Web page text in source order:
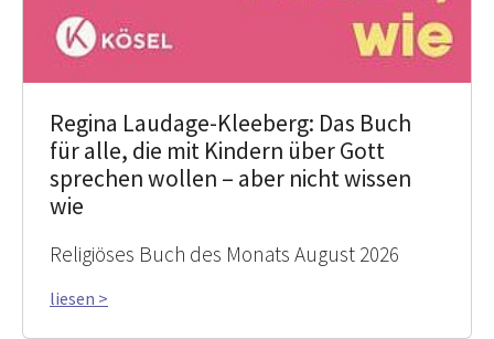
Regina Laudage-Kleeberg: Das Buch
für alle, die mit Kindern über Gott
sprechen wollen – aber nicht wissen
wie
Religiöses Buch des Monats August 2026
liesen >